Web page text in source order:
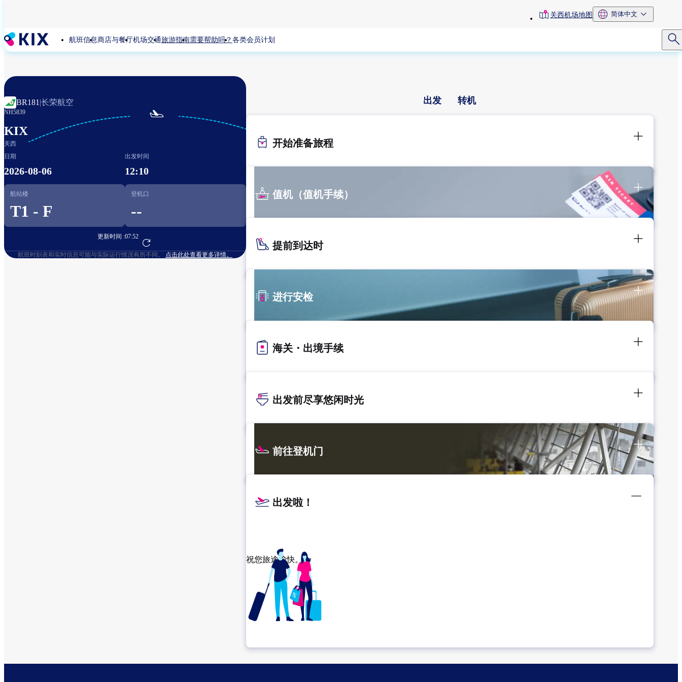
到
主
要
toolbar关西机场地图 简体中文
航班信息商店与餐厅机场交通旅游指南需要帮助吗？ 各类会员计划
BR181 |长荣航空
NH5839
KIX
关西

高雄
日期
2026-08-06
出发时间
12:10
航站楼
T1 - F
登机口
--
更新时间 :07:52
前往航班预订
航班时刻表和实时信息可能与实际运行情况有所不同。 点击此处查看更多详情。
出发 转机
开始准备旅程
值机（值机手续）
提前到达时
进行安检
海关・出境手续
出发前尽享悠闲时光
前往登机门
出发啦！
祝您旅途愉快。